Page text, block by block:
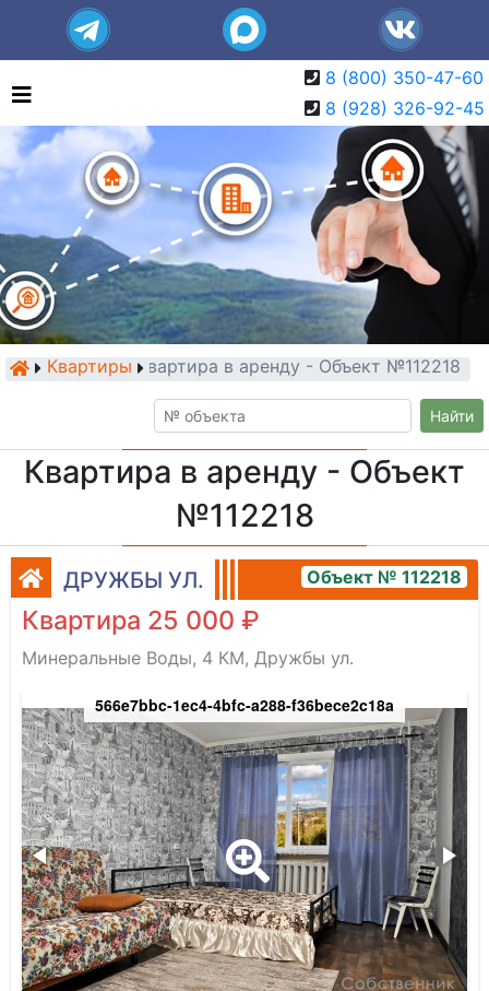
8 (800) 350-47-60
8 (928) 326-92-45
Квартиры Квартира в аренду - Объект №112218
Найти
Квартира в аренду - Объект
№112218
ДРУЖБЫ УЛ. Объект № 112218
Квартира 25 000 ₽
Минеральные Воды, 4 КМ, Дружбы ул.
566e7bbc-1ec4-4bfc-a288-f36bece2c18a